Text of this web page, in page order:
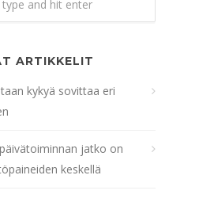
ARTIKKELIT
kykyä sovittaa eri
jatko on
keskellä